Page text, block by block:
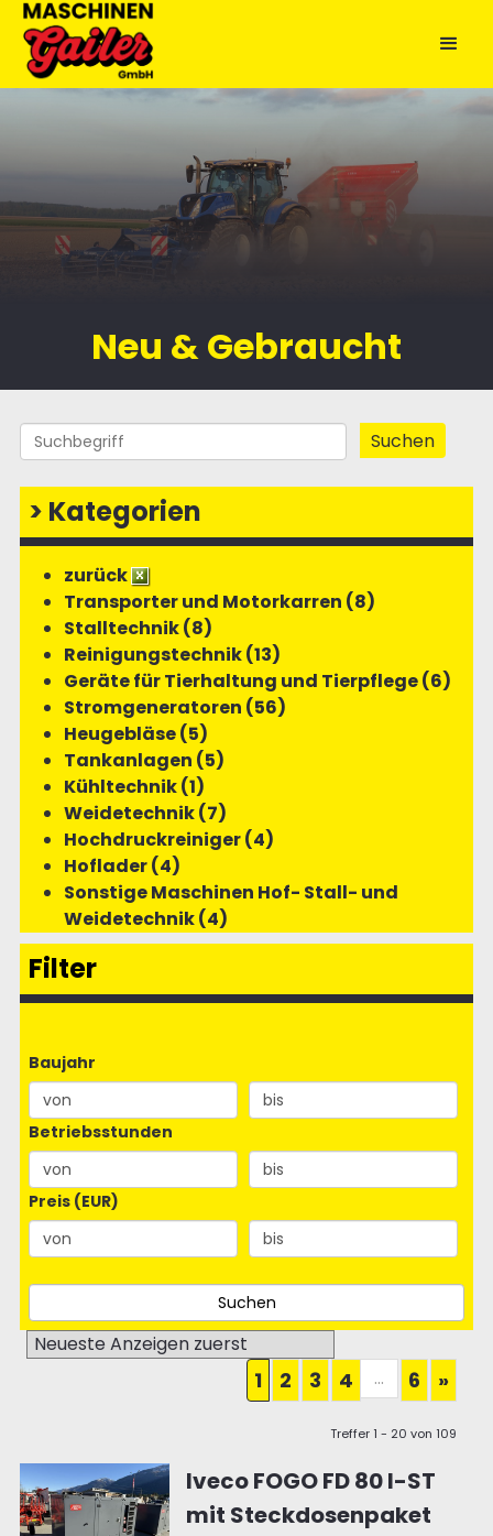
Neu & Gebraucht
> Kategorien
zurück
Transporter und Motorkarren (8)
Stalltechnik (8)
Reinigungstechnik (13)
Geräte für Tierhaltung und Tierpflege (6)
Stromgeneratoren (56)
Heugebläse (5)
Tankanlagen (5)
Kühltechnik (1)
Weidetechnik (7)
Hochdruckreiniger (4)
Hoflader (4)
Sonstige Maschinen Hof- Stall- und
Weidetechnik (4)
Filter
Baujahr
Betriebsstunden
Preis (EUR)
1 2 3 4 ... 6 »
Treffer 1 - 20 von 109
Iveco FOGO FD 80 I-ST
mit Steckdosenpaket